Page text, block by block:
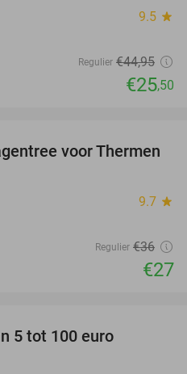
9.5 star
Regulier €44,95
€25,50
25%
voor Thermen
9.7 star
Regulier €36
€27
5 tot 100 euro